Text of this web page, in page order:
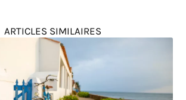
ARTICLES SIMILAIRES